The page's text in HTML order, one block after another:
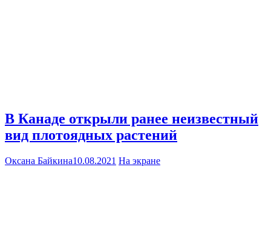
В Канаде открыли ранее неизвестный
вид плотоядных растений
Оксана Байкина10.08.2021 На экране